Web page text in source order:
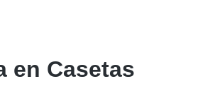
en Casetas